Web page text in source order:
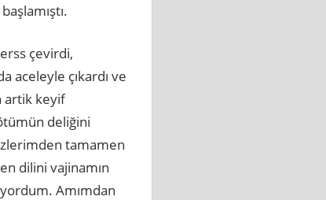
çevirdi,
aceleyle çıkardı ve
artik keyif
deliğini
tamamen
dilini vajinamın
Amımdan